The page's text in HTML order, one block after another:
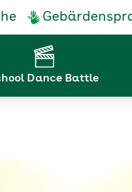
Service-
Navigation
Dance Battle